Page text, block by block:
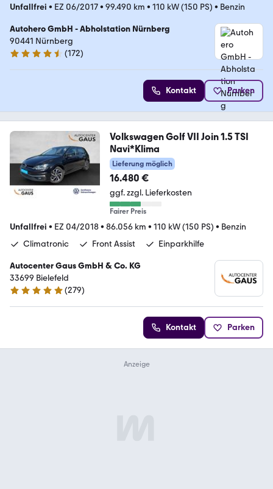
Unfallfrei • EZ 06/2017• 99.490 km • 110 kW (150 PS) • Benzin
Autohero GmbH - Abholstation Nürnberg
90441 Nürnberg
4.5 Sterne
(172)
Kontakt Parken
Volkswagen Golf VII Join 1.5 TSI
Navi*Klima
Lieferung möglich
16.480 €
ggf. zzgl. Lieferkosten
Fairer Preis
Unfallfrei • EZ 04/2018• 86.056 km • 110 kW (150 PS) • Benzin
Climatronic
Front Assist Einparkhilfe
Autocenter Gaus GmbH & Co. KG
33699 Bielefeld
4.9 Sterne
(279)
Kontakt Parken